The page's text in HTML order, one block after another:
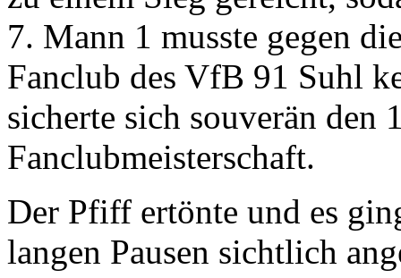
7. Mann 1 musste gegen
Fanclub des VfB 91 Suhl
sicherte sich souverän den
Fanclubmeisterschaft.
Der Pfiff ertönte und es
langen Pausen sichtlich